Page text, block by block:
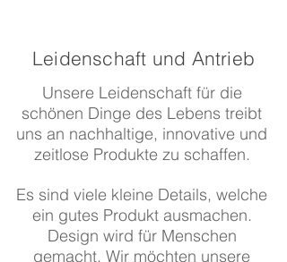
Leidenschaft und Antrieb
Unsere Leidenschaft für die
schönen Dinge des Lebens treibt
uns an nachhaltige, innovative und
zeitlose Produkte zu schaffen.
Es sind viele kleine Details, welche
ein gutes Produkt ausmachen.
Design wird für Menschen
gemacht. Wir möchten unsere